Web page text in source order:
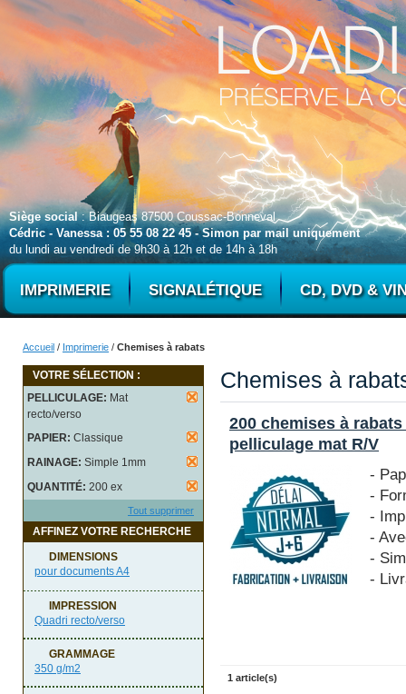
Siège social: Biaugeas 87500 Coussac-Bonneval
Cédric - Vanessa : 05 55 08 22 45 - Simon par mail uniquement
du lundi au vendredi de 9h30 à 12h et de 14h à 18h
IMPRIMERIE SIGNALÉTIQUE CD, DVD &
Accueil / Imprimerie / Chemises à rabats
VOTRE SÉLECTION :
PELLICULAGE: Mat
recto/verso
PAPIER: Classique
RAINAGE: Simple 1mm
QUANTITÉ: 200 ex
Tout supprimer
AFFINEZ VOTRE RECHERCHE
DIMENSIONS
pour documents A4
IMPRESSION
Quadri recto/verso
GRAMMAGE
350 g/m2
Chemises à
200 chemises à
pelliculage mat R/V
-
-
-
-
-
-
1 article(s)